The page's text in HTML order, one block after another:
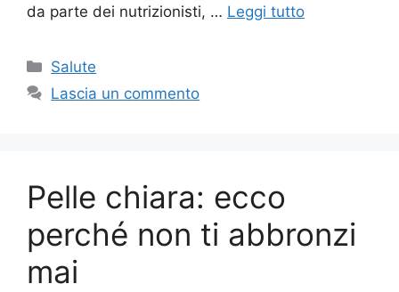
da parte dei nutrizionisti, … Leggi tutto
Categorie
Salute
Lascia un commento
Pelle chiara: ecco
perché non ti abbronzi
mai